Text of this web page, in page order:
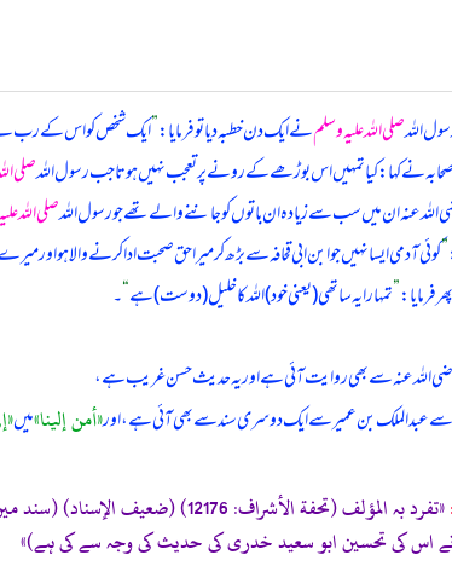
اللہصلی اللہ علیہ وسلمنے ایک دن خطبہ دیا تو فرمایا:”ایک شخص کو اس کے رب نے
نے کہا: کیا تمہیں اس بوڑھے کے رونے پر تعجب نہیں ہوتا جب رسول اللہصلی
الله عنہ ان میں سب سے زیادہ ان باتوں کو جاننے والے تھے جو رسول اللہصلی اللہ
”کوئی آدمی ایسا نہیں جو ابن ابی قحافہ سے بڑھ کر میرا حق صحبت ادا کرنے والا ہو
فرمایا:”تمہارا یہ ساتھی (یعنی خود) اللہ کا خلیل (دوست) ہے“۔
الله عنہ سے بھی روایت آئی ہے اور یہ حدیث حسن غریب ہے،
سے عبدالملک بن عمیر سے ایک دوسری سند سے بھی آئی ہے، اور«أمن إلينا»میں
«تفرد بہ المؤلف (تحفة
اس کی تحسین ابو سعید خدری کی حدیث کی وجہ سے کی ہے)»